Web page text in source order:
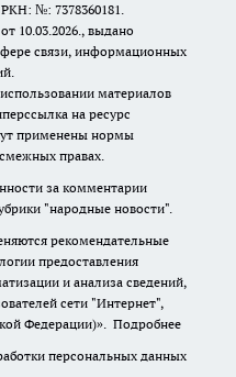
№: 7378360181.
10.03.2026., выдано
связи, информационных
материалов
на ресурс
применены нормы
правах.
за комментарии
"народные новости".
рекомендательные
предоставления
и анализа сведений,
сети "Интернет",
Федерации)». Подробнее
персональных данных